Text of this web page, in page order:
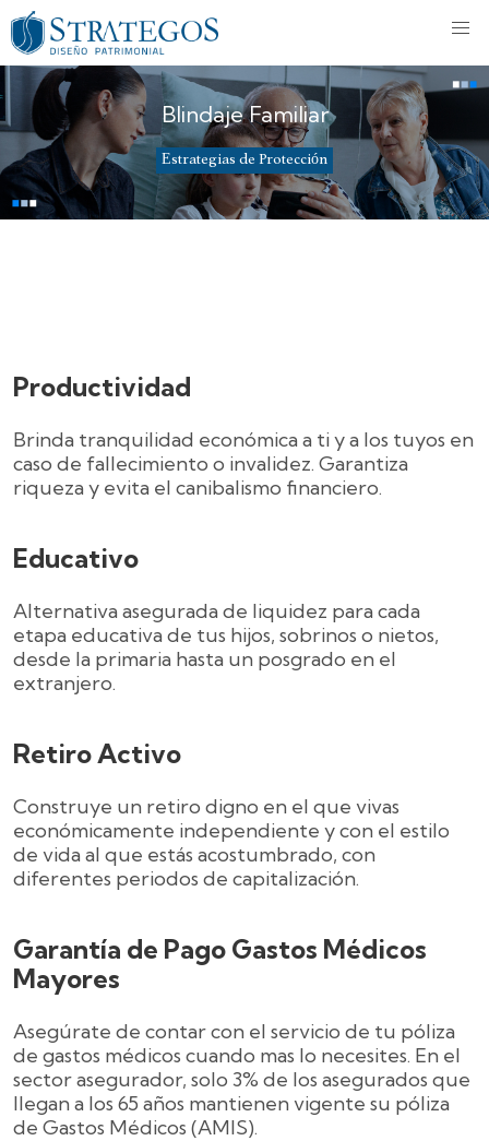
Blindaje Familiar
Estrategias de Protección
Productividad
Brinda tranquilidad económica a ti y a los tuyos en
caso de fallecimiento o invalidez. Garantiza
riqueza y evita el canibalismo financiero.
Educativo
Alternativa asegurada de liquidez para cada
etapa educativa de tus hijos, sobrinos o nietos,
desde la primaria hasta un posgrado en el
extranjero.
Retiro Activo
Construye un retiro digno en el que vivas
económicamente independiente y con el estilo
de vida al que estás acostumbrado, con
diferentes periodos de capitalización.
Garantía de Pago Gastos Médicos
Mayores
Asegúrate de contar con el servicio de tu póliza
de gastos médicos cuando mas lo necesites. En el
sector asegurador, solo 3% de los asegurados que
llegan a los 65 años mantienen vigente su póliza
de Gastos Médicos (AMIS).